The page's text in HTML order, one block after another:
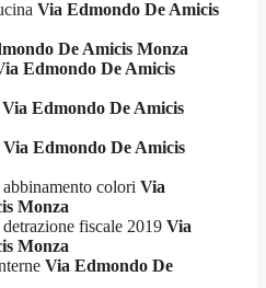
Via Edmondo De Amicis
De Amicis Monza
Edmondo De Amicis
Via Edmondo De Amicis
Via Edmondo De Amicis
colori Via
Monza
fiscale 2019 Via
Monza
Via Edmondo De